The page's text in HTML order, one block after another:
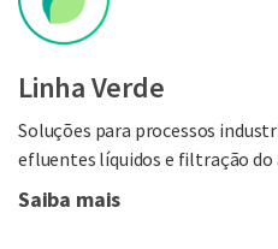
Linha Verde
Soluções para processos
efluentes líquidos e filtração do
Saiba mais